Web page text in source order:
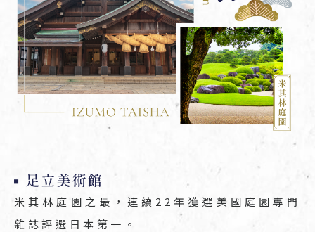
米其林庭園之最，連續22年獲選美國庭園專門
雜誌評選日本第一。